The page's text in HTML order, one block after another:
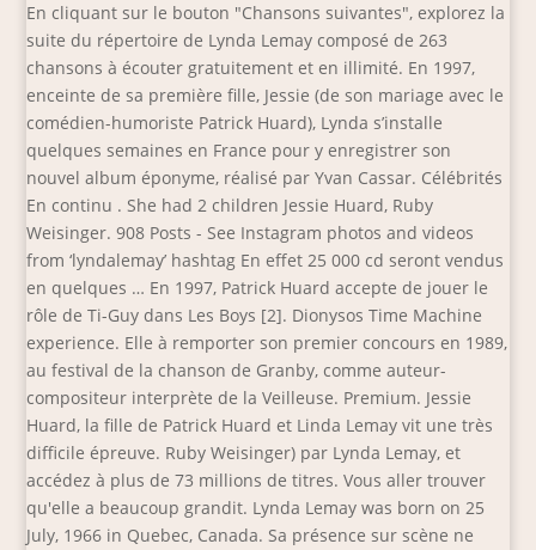
En cliquant sur le bouton "Chansons suivantes", explorez la
suite du répertoire de Lynda Lemay composé de 263
chansons à écouter gratuitement et en illimité. En 1997,
enceinte de sa première fille, Jessie (de son mariage avec le
comédien-humoriste Patrick Huard), Lynda s’installe
quelques semaines en France pour y enregistrer son
nouvel album éponyme, réalisé par Yvan Cassar. Célébrités
En continu . She had 2 children Jessie Huard, Ruby
Weisinger. 908 Posts - See Instagram photos and videos
from ‘lyndalemay’ hashtag En effet 25 000 cd seront vendus
en quelques … En 1997, Patrick Huard accepte de jouer le
rôle de Ti-Guy dans Les Boys [2]. Dionysos Time Machine
experience. Elle à remporter son premier concours en 1989,
au festival de la chanson de Granby, comme auteur-
compositeur interprète de la Veilleuse. Premium. Jessie
Huard, la fille de Patrick Huard et Linda Lemay vit une très
difficile épreuve. Ruby Weisinger) par Lynda Lemay, et
accédez à plus de 73 millions de titres. Vous aller trouver
qu'elle a beaucoup grandit. Lynda Lemay was born on 25
July, 1966 in Quebec, Canada. Sa présence sur scène ne